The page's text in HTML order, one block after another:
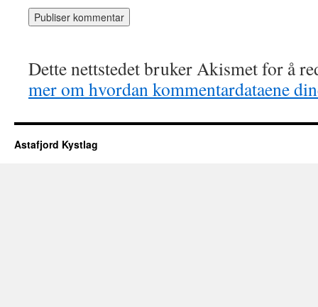
Dette nettstedet bruker Akismet for å
mer om hvordan kommentardataene
Astafjord Kystlag